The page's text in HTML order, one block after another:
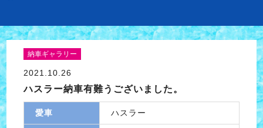
納車ギャラリー
2021.10.26
ハスラー納車有難うございました。
愛車 ハスラー